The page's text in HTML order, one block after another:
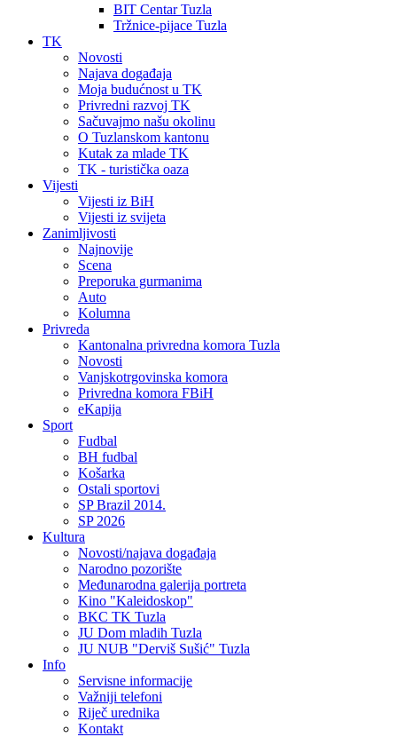
BIT Centar Tuzla
Tržnice-pijace Tuzla
TK
Novosti
Najava događaja
Moja budućnost u TK
Privredni razvoj TK
Sačuvajmo našu okolinu
O Tuzlanskom kantonu
Kutak za mlade TK
TK - turistička oaza
Vijesti
Vijesti iz BiH
Vijesti iz svijeta
Zanimljivosti
Najnovije
Scena
Preporuka gurmanima
Auto
Kolumna
Privreda
Kantonalna privredna komora Tuzla
Novosti
Vanjskotrgovinska komora
Privredna komora FBiH
eKapija
Sport
Fudbal
BH fudbal
Košarka
Ostali sportovi
SP Brazil 2014.
SP 2026
Kultura
Novosti/najava događaja
Narodno pozorište
Međunarodna galerija portreta
Kino "Kaleidoskop"
BKC TK Tuzla
JU Dom mladih Tuzla
JU NUB "Derviš Sušić" Tuzla
Info
Servisne informacije
Važniji telefoni
Riječ urednika
Kontakt